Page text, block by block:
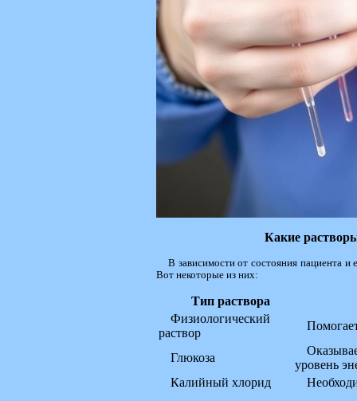
Какие
В зависимости от состояния пациента и
Вот некоторые из них:
Тип раствора
Физиологический
раствор
Глюкоза
уровень
Калийный хлорид